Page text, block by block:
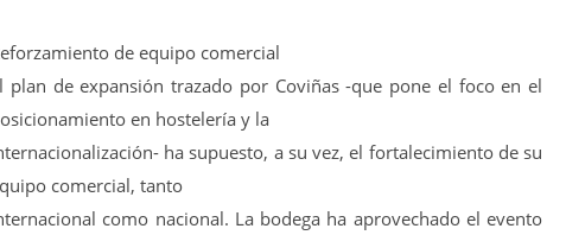
de equipo comercial
plan de expansión trazado por Coviñas -que pone el foco en el
en hostelería y la
ha supuesto, a su vez, el fortalecimiento de su
comercial, tanto
como nacional. La bodega ha aprovechado el evento